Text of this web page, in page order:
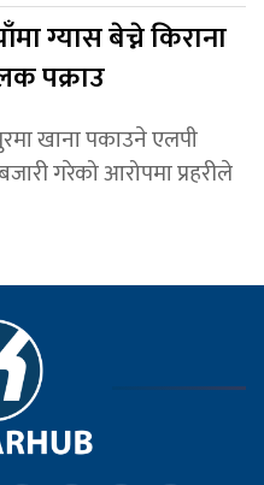
ग्यास बेच्ने किराना
पक्राउ
खाना पकाउने एलपी
गरेको आरोपमा प्रहरीले